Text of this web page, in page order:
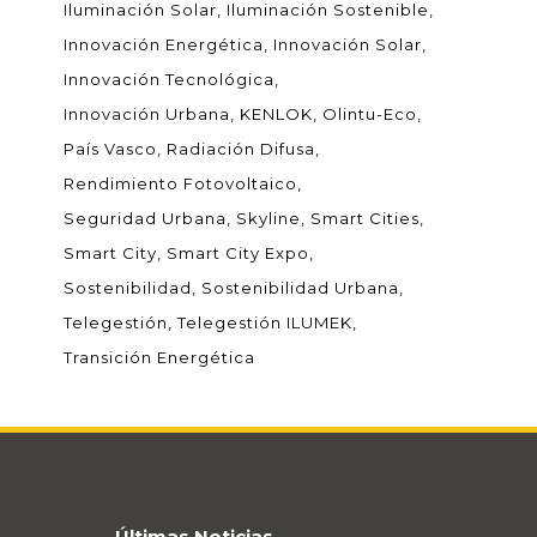
Iluminación Solar
Iluminación Sostenible
Innovación Energética
Innovación Solar
Innovación Tecnológica
Innovación Urbana
KENLOK
Olintu-Eco
País Vasco
Radiación Difusa
Rendimiento Fotovoltaico
Seguridad Urbana
Skyline
Smart Cities
Smart City
Smart City Expo
Sostenibilidad
Sostenibilidad Urbana
Telegestión
Telegestión ILUMEK
Transición Energética